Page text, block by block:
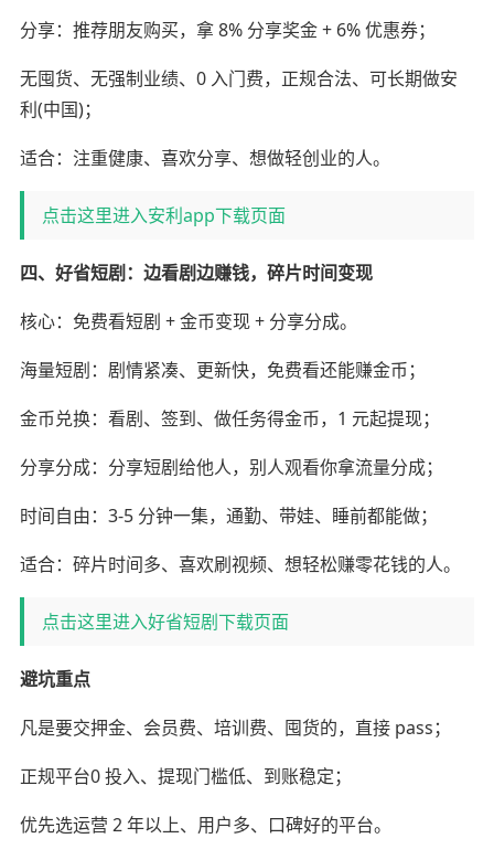
分享：推荐朋友购买，拿 8% 分享奖金 + 6% 优惠券；
无囤货、无强制业绩、0 入门费，正规合法、可长期做安
利(中国)；
适合：注重健康、喜欢分享、想做轻创业的人。
点击这里进入安利app下载页面
四、好省短剧：边看剧边赚钱，碎片时间变现
核心：免费看短剧 + 金币变现 + 分享分成。
海量短剧：剧情紧凑、更新快，免费看还能赚金币；
金币兑换：看剧、签到、做任务得金币，1 元起提现；
分享分成：分享短剧给他人，别人观看你拿流量分成；
时间自由：3-5 分钟一集，通勤、带娃、睡前都能做；
适合：碎片时间多、喜欢刷视频、想轻松赚零花钱的人。
点击这里进入好省短剧下载页面
避坑重点
凡是要交押金、会员费、培训费、囤货的，直接 pass；
正规平台0 投入、提现门槛低、到账稳定；
优先选运营 2 年以上、用户多、口碑好的平台。